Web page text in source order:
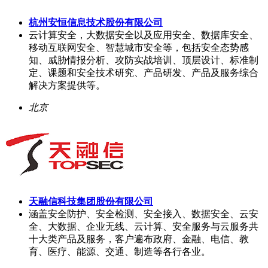
杭州安恒信息技术股份有限公司
云计算安全，大数据安全以及应用安全、数据库安全、
移动互联网安全、智慧城市安全等，包括安全态势感
知、威胁情报分析、攻防实战培训、顶层设计、标准制
定、课题和安全技术研究、产品研发、产品及服务综合
解决方案提供等。
北京
天融信科技集团股份有限公司
涵盖安全防护、安全检测、安全接入、数据安全、云安
全、大数据、企业无线、云计算、安全服务与云服务共
十大类产品及服务，客户遍布政府、金融、电信、教
育、医疗、能源、交通、制造等各行各业。